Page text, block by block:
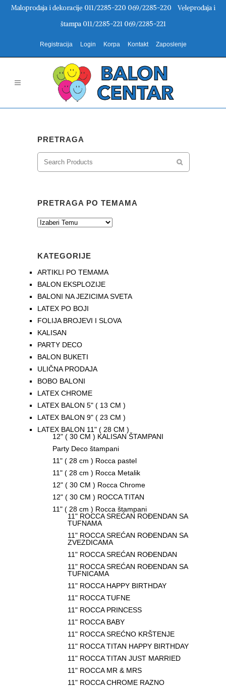
Maloprodaja i dekoracije 011/2285-220 069/2285-220 Veleprodaja i
štampa 011/2285-221 069/2285-221
Registracija Login Korpa Kontakt Zaposlenje
PRETRAGA
PRETRAGA PO TEMAMA
KATEGORIJE
ARTIKLI PO TEMAMA
BALON EKSPLOZIJE
BALONI NA JEZICIMA SVETA
LATEX PO BOJI
FOLIJA BROJEVI I SLOVA
KALISAN
PARTY DECO
BALON BUKETI
ULIČNA PRODAJA
BOBO BALONI
LATEX CHROME
LATEX BALON 5" ( 13 CM )
LATEX BALON 9" ( 23 CM )
LATEX BALON 11" ( 28 CM )
12" ( 30 CM ) KALISAN ŠTAMPANI
Party Deco štampani
11" ( 28 cm ) Rocca pastel
11" ( 28 cm ) Rocca Metalik
12" ( 30 CM ) Rocca Chrome
12" ( 30 CM ) ROCCA TITAN
11" ( 28 cm ) Rocca štampani
11" ROCCA SREĆAN ROĐENDAN SA
TUFNAMA
11" ROCCA SREĆAN ROĐENDAN SA
ZVEZDICAMA
11" ROCCA SREĆAN ROĐENDAN
11" ROCCA SREĆAN ROĐENDAN SA
TUFNICAMA
11" ROCCA HAPPY BIRTHDAY
11" ROCCA TUFNE
11" ROCCA PRINCESS
11" ROCCA BABY
11" ROCCA SREĆNO KRŠTENJE
11" ROCCA TITAN HAPPY BIRTHDAY
11" ROCCA TITAN JUST MARRIED
11" ROCCA MR & MRS
11" ROCCA CHROME RAZNO